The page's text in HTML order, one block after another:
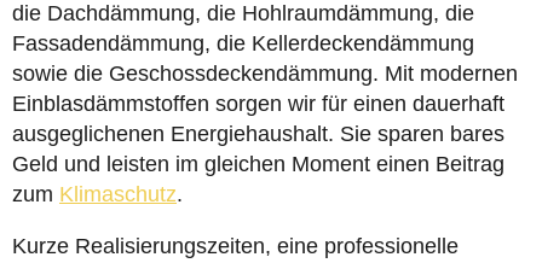
die Dachdämmung, die Hohlraumdämmung, die
Fassadendämmung, die Kellerdeckendämmung
sowie die Geschossdeckendämmung. Mit modernen
Einblasdämmstoffen sorgen wir für einen dauerhaft
ausgeglichenen Energiehaushalt. Sie sparen bares
Geld und leisten im gleichen Moment einen Beitrag
zum Klimaschutz.
Kurze Realisierungszeiten, eine professionelle